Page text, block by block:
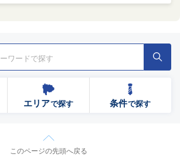
エリアで探す 条件で探す
このページの先頭へ戻る